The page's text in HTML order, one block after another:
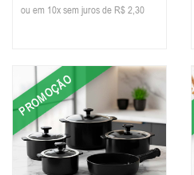
ou em 10x sem juros de R$ 2,30
PROMOÇÃO